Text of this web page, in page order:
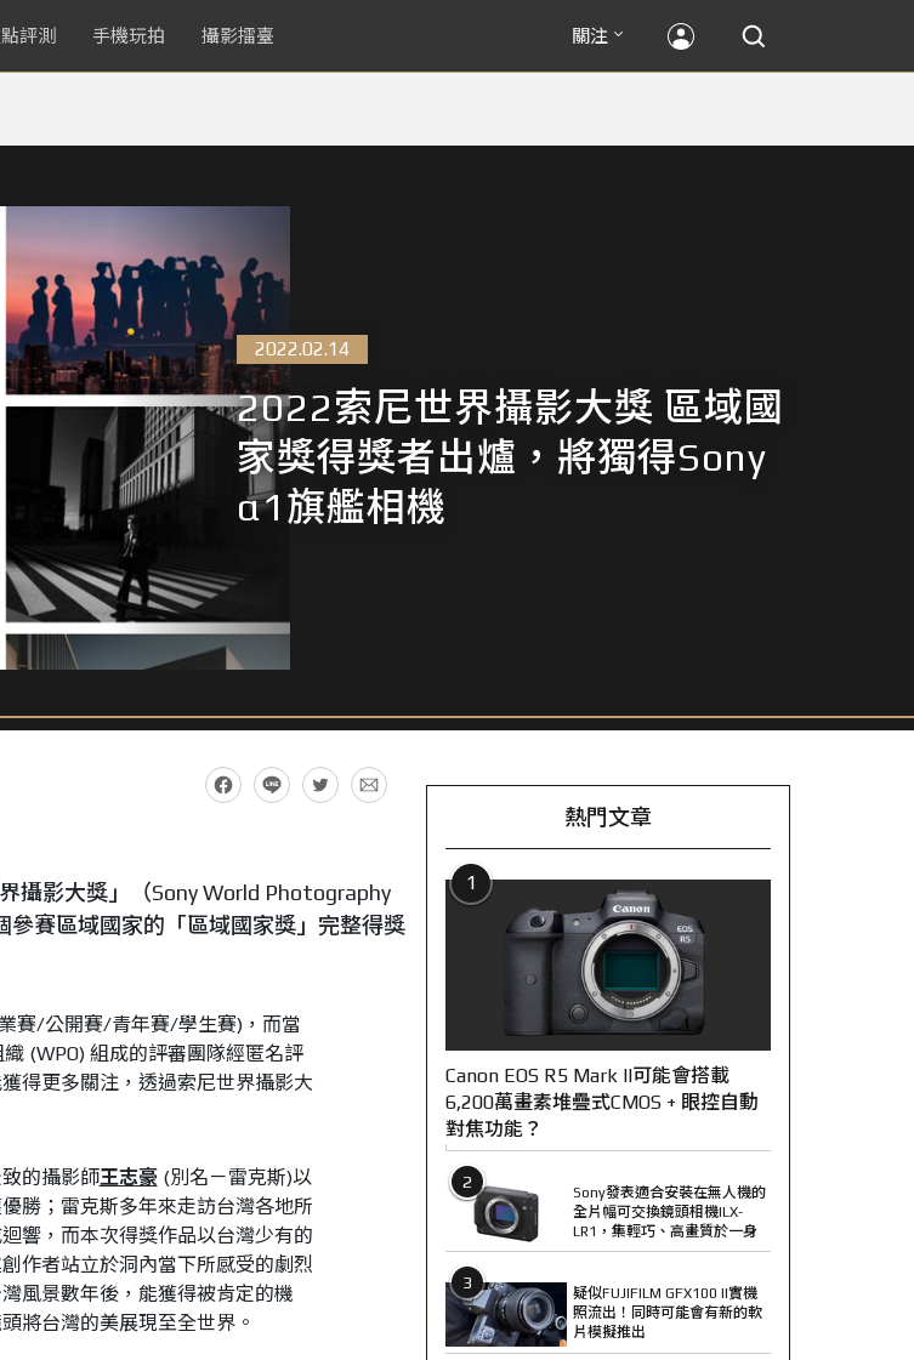
評測 手機玩拍 攝影擂臺 關注
2022.02.14
2022索尼世界攝影大獎 區域國
家獎得獎者出爐，將獨得Sony
α1旗艦相機
攝影大獎」（Sony World Photography
賽區域國家的「區域國家獎」完整得獎
賽/公開賽/青年賽/學生賽)，而當
(WPO) 組成的評審團隊經匿名評
得更多關注，透過索尼世界攝影大
的攝影師王志豪(別名－雷克斯)以
勝；雷克斯多年來走訪台灣各地所
響，而本次得獎作品以台灣少有的
作者站立於洞內當下所感受的劇烈
風景數年後，能獲得被肯定的機
將台灣的美展現至全世界。
熱門文章
1
Canon EOS R5 Mark II可能會搭載
6,200萬畫素堆疊式CMOS + 眼控自動
對焦功能？
2
Sony發表適合安裝在無人機的
全片幅可交換鏡頭相機ILX-
LR1，集輕巧、高畫質於一身
3
疑似FUJIFILM GFX100 II實機
照流出！同時可能會有新的軟
片模擬推出